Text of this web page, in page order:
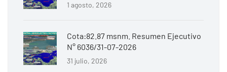
1 agosto, 2026
Cota:82.87 msnm. Resumen Ejecutivo
N° 6036/31-07-2026
31 julio, 2026